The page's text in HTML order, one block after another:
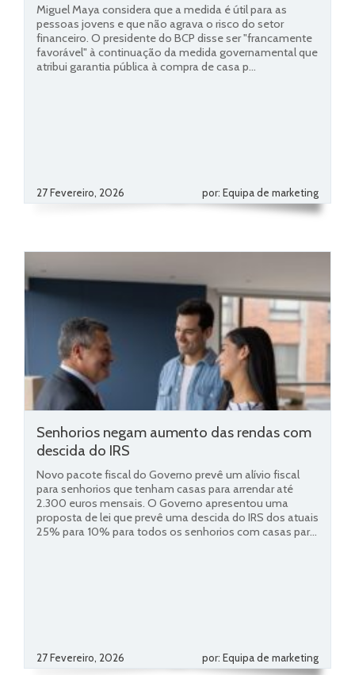
Miguel Maya considera que a medida é útil para as
pessoas jovens e que não agrava o risco do setor
financeiro. O presidente do BCP disse ser "francamente
favorável" à continuação da medida governamental que
atribui garantia pública à compra de casa p...
27 Fevereiro, 2026 por: Equipa de marketing
Senhorios negam aumento das rendas com
descida do IRS
Novo pacote fiscal do Governo prevê um alívio fiscal
para senhorios que tenham casas para arrendar até
2.300 euros mensais. O Governo apresentou uma
proposta de lei que prevê uma descida do IRS dos atuais
25% para 10% para todos os senhorios com casas par...
27 Fevereiro, 2026 por: Equipa de marketing